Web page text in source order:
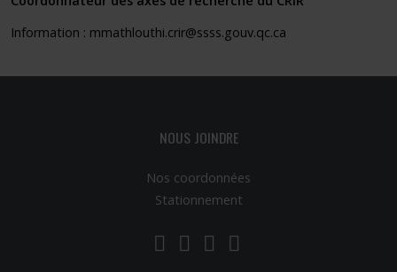
Information : mmathlouthi.crir@ssss.gouv.qc.ca
NOUS JOINDRE
Nos coordonnées
Stationnement
LinkedIn
YouTube
Twitter